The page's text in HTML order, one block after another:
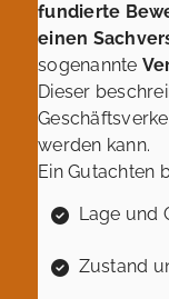
fundierte
einen
sogenannte
Dieser
werden kann.
Ein Gutachten
Lage und
Zustand